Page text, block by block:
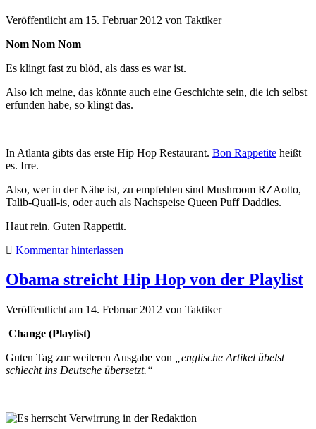
Veröffentlicht am 15. Februar 2012 von Taktiker
Nom Nom Nom
Es klingt fast zu blöd, als dass es war ist.
Also ich meine, das könnte auch eine Geschichte sein, die ich selbst
erfunden habe, so klingt das.
In Atlanta gibts das erste Hip Hop Restaurant. Bon Rappetite heißt
es. Irre.
Also, wer in der Nähe ist, zu empfehlen sind Mushroom RZAotto,
Talib-Quail-is, oder auch als Nachspeise Queen Puff Daddies.
Haut rein. Guten Rappettit.
Kommentar hinterlassen
Obama streicht Hip Hop von der Playlist
Veröffentlicht am 14. Februar 2012 von Taktiker
Change (Playlist)
Guten Tag zur weiteren Ausgabe von
„englische Artikel übelst
schlecht ins Deutsche übersetzt.“